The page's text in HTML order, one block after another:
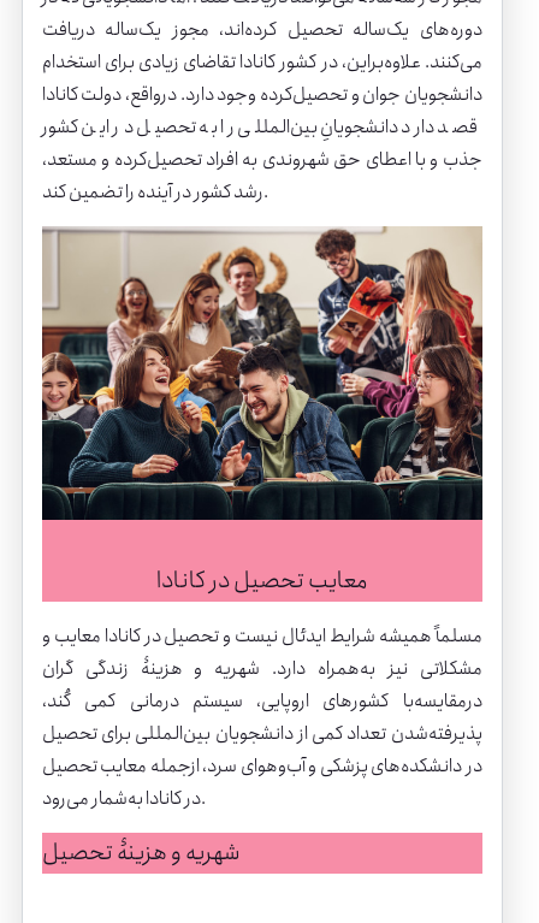
دوره‌های یک‌ساله تحصیل کرده‌اند، مجوز یک‌ساله دریافت
می‌کنند. علاوه‌براین، در کشور کانادا تقاضای زیادی برای استخدام
دانشجویان جوان و تحصیل‌کرده وجود دارد. درواقع، دولت کانادا
قصد دارد دانشجویانِ بین‌المللی را به تحصیل در این کشور
جذب و با اعطای حق شهروندی به افراد تحصیل‌کرده و مستعد،
رشد کشور در آینده را تضمین کند.
معایب تحصیل در کانادا
مسلماً همیشه شرایط ایدئال نیست و تحصیل در کانادا معایب و
مشکلاتی نیز به‌همراه دارد. شهریه و هزینۀ زندگی گران
در‌مقایسه‌با کشورهای اروپایی، سیستم درمانی کمی کُند،
پذیرفته‌شدن تعداد کمی از دانشجویان بین‌المللی برای تحصیل
در دانشکده‌های پزشکی و آب‌وهوای سرد، ازجمله معایب تحصیل
در کانادا به‌شمار می‌رود.
شهریه و هزینۀ تحصیل